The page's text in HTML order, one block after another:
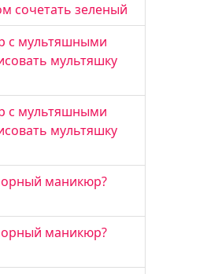
сочетать зеленый
с мультяшными
мультяшку
с мультяшными
мультяшку
маникюр?
маникюр?